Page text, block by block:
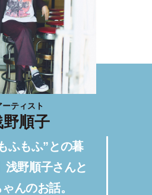
ーティスト
野順子
ふもふ”との暮
浅野順子さんと
んのお話。